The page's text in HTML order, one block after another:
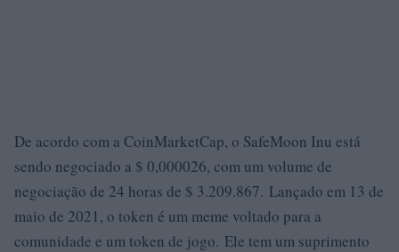
De acordo com a CoinMarketCap, o SafeMoon Inu está
sendo negociado a $ 0,000026, com um volume de
negociação de 24 horas de $ 3.209.867. Lançado em 13 de
maio de 2021, o token é um meme voltado para a
comunidade e um token de jogo. Ele tem um suprimento